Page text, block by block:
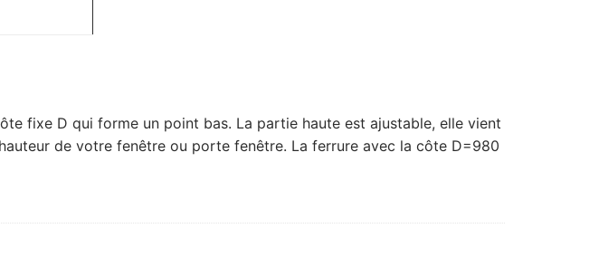
fixe D qui forme un point bas. La partie haute est ajustable, elle vient
de votre fenêtre ou porte fenêtre. La ferrure avec la côte D=980